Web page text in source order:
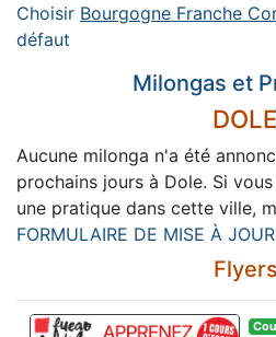
Choisir Bourgogne Franche
défaut
Milongas et
DOLE
Aucune milonga n'a été
prochains jours à Dole. Si
une pratique dans cette ville,
FORMULAIRE DE MISE À
Flyers